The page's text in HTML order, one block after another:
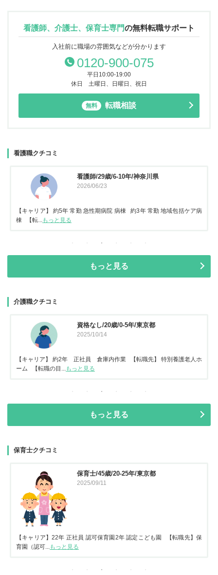
看護師、介護士、保育士専門の無料転職サポート
入社前に職場の雰囲気などが分かります
0120-900-075
平日10:00-19:00
休日 土曜日、日曜日、祝日
無料 転職相談
看護職クチコミ
看護師/29歳/6-10年/神奈川県
2026/06/23
【キャリア】 約5年 常勤 急性期病院 病棟 約3年 常勤 地域包括ケア病
棟 【転...
もっと見る
もっと見る
介護職クチコミ
資格なし/20歳/0-5年/東京都
2025/10/14
【キャリア】 約2年 正社員 倉庫内作業 【転職先】 特別養護老人ホ
ーム 【転職の目...
もっと見る
もっと見る
保育士クチコミ
保育士/45歳/20-25年/東京都
2025/09/11
【キャリア】22年 正社員 認可保育園2年 認定こども園 【転職先】保
育園（認可...
もっと見る